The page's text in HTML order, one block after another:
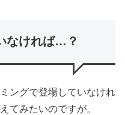
なければ…？
ングで登場していなけれ
てみたいのですが。